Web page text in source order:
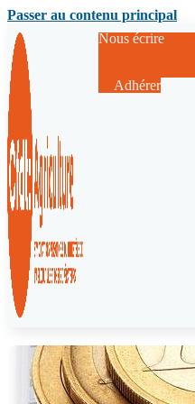
Passer au contenu principal
Nous écrire
Adhérer